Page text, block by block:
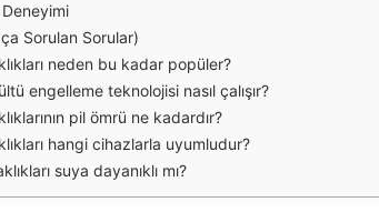
Deneyimi
Sorulan Sorular)
neden bu kadar popüler?
engelleme teknolojisi nasıl çalışır?
pil ömrü ne kadardır?
hangi cihazlarla uyumludur?
suya dayanıklı mı?